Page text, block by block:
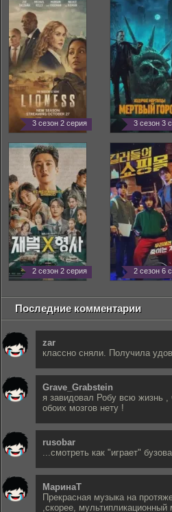
3 сезон 2 серия 3 сезон 3
2 сезон 2 серия 2 сезон 6
Последние комментарии
zar
классно сняли. Получила
Grave_Grabstein
я завидовал Робу всю жизнь ,
обоих мозгов нету !
rusobar
...смотреть как "играет"
МаринаТ
Прекрасная музыка на
,скорее,